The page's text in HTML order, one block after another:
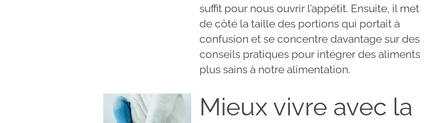
suffit pour nous ouvrir l’appétit. Ensuite, il met
de côté la taille des portions qui portait à
confusion et se concentre davantage sur des
conseils pratiques pour intégrer des aliments
plus sains à notre alimentation.
Mieux vivre avec la